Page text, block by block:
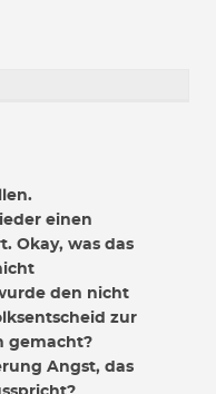
einen
Okay, was das
den nicht
zur
gemacht?
Angst, das